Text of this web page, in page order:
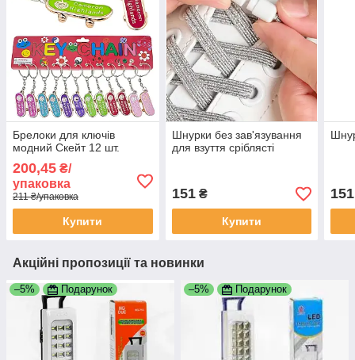
Брелоки для ключів
модний Скейт 12 шт.
200,45 ₴/
упаковка
211 ₴/упаковка
Купити
Шнурки без зав'язування
для взуття сріблясті
151₴
Купити
151
Акційні пропозиції та новинки
–5% Подарунок –5% Подарунок